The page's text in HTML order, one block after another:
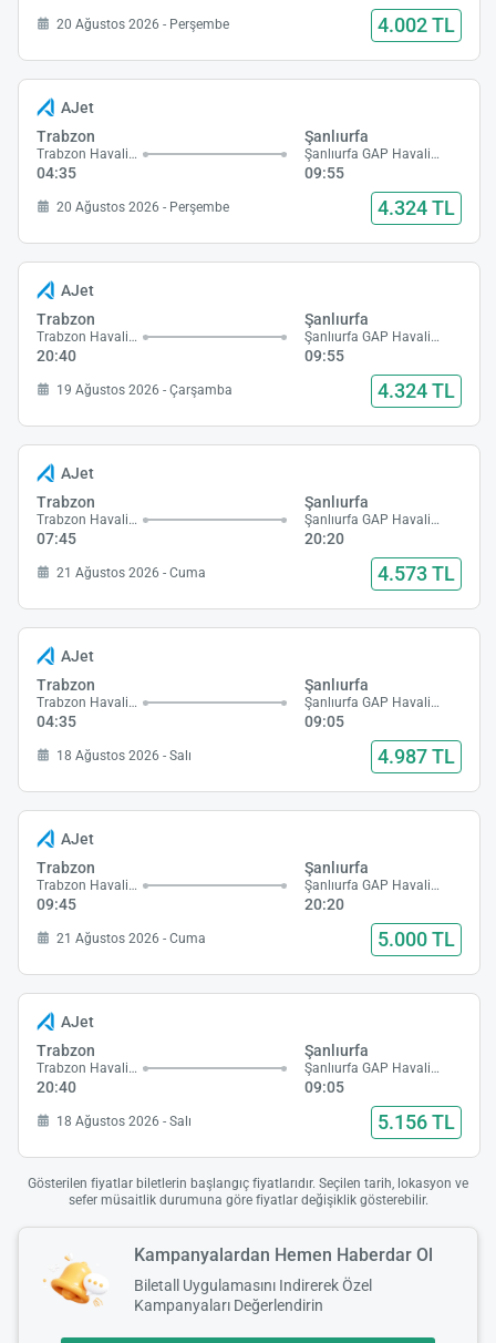
20 Ağustos 2026 - Perşembe 4.002 TL
AJet
Trabzon
Trabzon Havalimanı
04:35
Şanlıurfa
Şanlıurfa GAP Havalimanı
09:55
20 Ağustos 2026 - Perşembe 4.324 TL
AJet
Trabzon
Trabzon Havalimanı
20:40
Şanlıurfa
Şanlıurfa GAP Havalimanı
09:55
19 Ağustos 2026 - Çarşamba 4.324 TL
AJet
Trabzon
Trabzon Havalimanı
07:45
Şanlıurfa
Şanlıurfa GAP Havalimanı
20:20
21 Ağustos 2026 - Cuma 4.573 TL
AJet
Trabzon
Trabzon Havalimanı
04:35
Şanlıurfa
Şanlıurfa GAP Havalimanı
09:05
18 Ağustos 2026 - Salı 4.987 TL
AJet
Trabzon
Trabzon Havalimanı
09:45
Şanlıurfa
Şanlıurfa GAP Havalimanı
20:20
21 Ağustos 2026 - Cuma 5.000 TL
AJet
Trabzon
Trabzon Havalimanı
20:40
Şanlıurfa
Şanlıurfa GAP Havalimanı
09:05
18 Ağustos 2026 - Salı 5.156 TL
Gösterilen fiyatlar biletlerin başlangıç fiyatlarıdır. Seçilen tarih, lokasyon ve
sefer müsaitlik durumuna göre fiyatlar değişiklik gösterebilir.
Kampanyalardan Hemen Haberdar Ol
Biletall Uygulamasını Indirerek Özel
Kampanyaları Değerlendirin